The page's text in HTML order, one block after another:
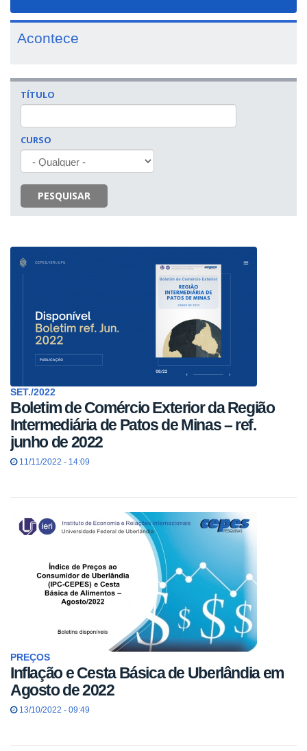
Acontece
TÍTULO
CURSO
PESQUISAR
SET./2022
Boletim de Comércio Exterior da Região
Intermediária de Patos de Minas – ref.
junho de 2022
11/11/2022 - 14:09
PREÇOS
Inflação e Cesta Básica de Uberlândia em
Agosto de 2022
13/10/2022 - 09:49